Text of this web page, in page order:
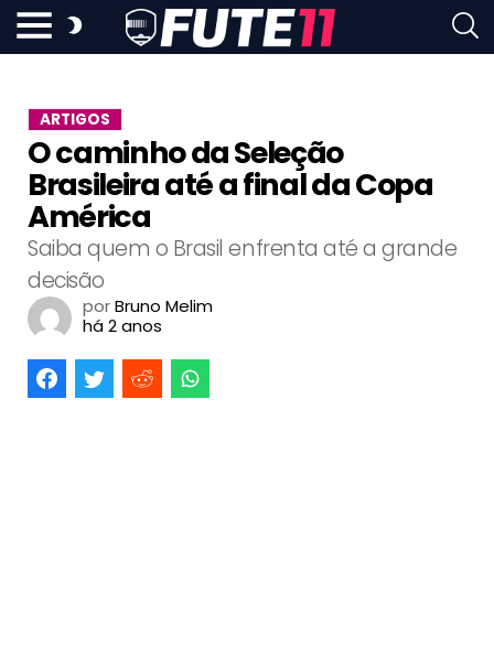
ARTIGOS
O caminho da Seleção
Brasileira até a final da Copa
América
Saiba quem o Brasil enfrenta até a grande
decisão
porBruno Melim
há 2 anos